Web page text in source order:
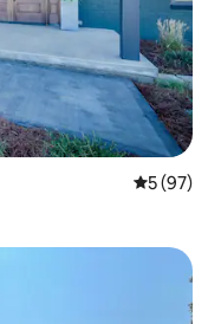
5 (97)